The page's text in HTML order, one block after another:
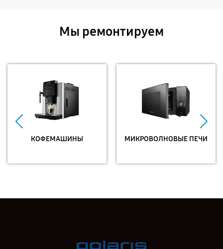
Мы ремонтируем
КОФЕМАШИНЫ МИКРОВОЛНОВЫЕ ПЕЧИ